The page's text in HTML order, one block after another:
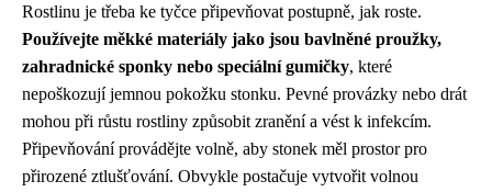
Rostlinu je třeba ke tyčce připevňovat postupně, jak roste.
Používejte měkké materiály jako jsou bavlněné proužky,
zahradnické sponky nebo speciální gumičky, které
nepoškozují jemnou pokožku stonku. Pevné provázky nebo drát
mohou při růstu rostliny způsobit zranění a vést k infekcím.
Připevňování provádějte volně, aby stonek měl prostor pro
přirozené ztlušťování. Obvykle postačuje vytvořit volnou